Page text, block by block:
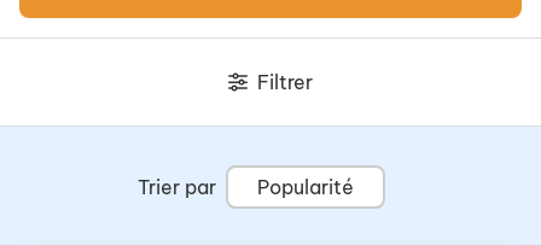
Filtrer
Trier par Popularité